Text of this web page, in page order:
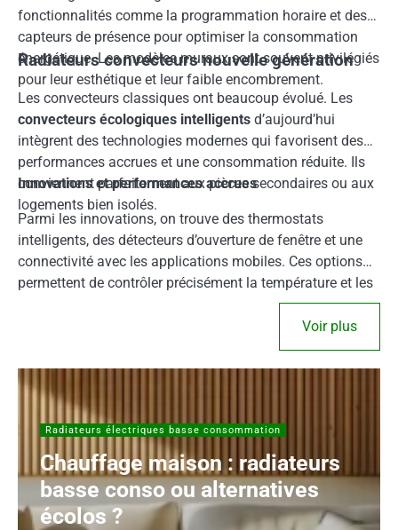
fonctionnalités comme la programmation horaire et des
capteurs de présence pour optimiser la consommation
énergétique. Les modèles muraux sont souvent privilégiés
pour leur esthétique et leur faible encombrement.
Radiateurs convecteurs nouvelle génération
Les convecteurs classiques ont beaucoup évolué. Les
convecteurs écologiques intelligents d’aujourd’hui
intègrent des technologies modernes qui favorisent des
performances accrues et une consommation réduite. Ils
conviennent parfaitement aux pièces secondaires ou aux
logements bien isolés.
Innovations et performances accrues
Parmi les innovations, on trouve des thermostats
intelligents, des détecteurs d’ouverture de fenêtre et une
connectivité avec les applications mobiles. Ces options
permettent de contrôler précisément la température et les
horaires d’utilisation, offrant ainsi une meilleure maîtrise
Voir plus
Radiateurs électriques basse consommation
Chauffage maison : radiateurs
basse conso ou alternatives
écolos ?